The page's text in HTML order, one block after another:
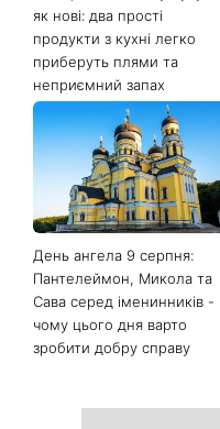
як нові: два прості
продукти з кухні легко
приберуть плями та
неприємний запах
День ангела 9 серпня:
Пантелеймон, Микола та
Сава серед іменинників -
чому цього дня варто
зробити добру справу